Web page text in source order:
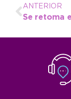
ANTERIOR